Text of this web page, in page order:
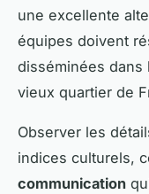
une excellente
équipes doivent
disséminées
vieux quartier de
Observer les
indices culturels,
communication